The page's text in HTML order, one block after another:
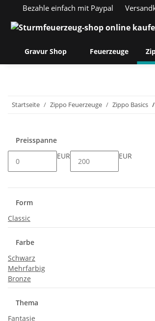
Bezahle einfach mit Paypal
Gravur Shop Feuerzeuge
Startseite Zippo Feuerzeuge Zippo Basics
Preisspanne
EUR
EUR
Form
Classic
Farbe
Schwarz
Mehrfarbig
Bronze
Thema
Fantasie